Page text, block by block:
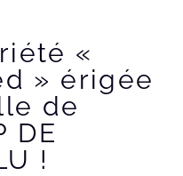
«
» érigée
de
DE
!